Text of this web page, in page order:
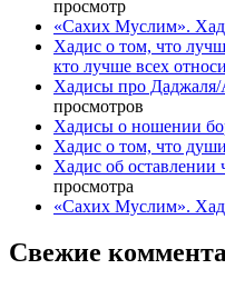
просмотр
«Сахих Муслим».
Хадис о том, что
кто лучше всех
Хадисы про
просмотров
Хадисы о ношении
Хадис о том, что
Хадис об оставлении
просмотра
«Сахих Муслим».
Свежие